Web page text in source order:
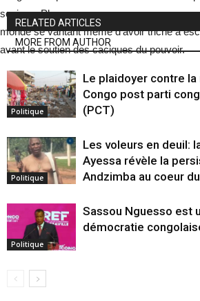
sociaux. Plus grave encore, ses propres
monde se vantant même d’avoir triché à
avant le soutien des caciques du pouvoir.
RELATED ARTICLES
MORE FROM AUTHOR
Politique
Le plaidoyer contre
Congo post parti
(PCT)
Politique
Les voleurs en deuil:
Ayessa révèle la
Andzimba au coeur
Politique
Sassou Nguesso est
démocratie